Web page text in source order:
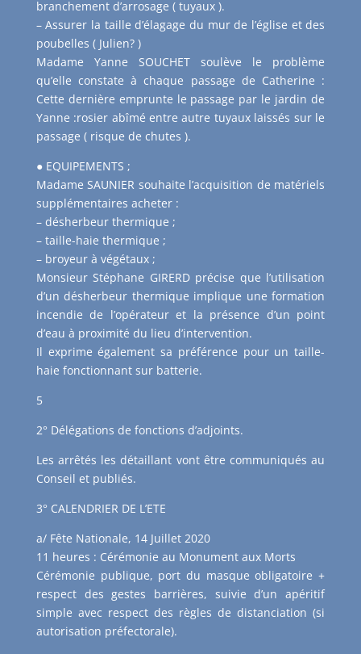
branchement d’arrosage ( tuyaux ).
– Assurer la taille d’élagage du mur de l’église et des
poubelles ( Julien? )
Madame Yanne SOUCHET soulève le problème
qu’elle constate à chaque passage de Catherine :
Cette dernière emprunte le passage par le jardin de
Yanne :rosier abîmé entre autre tuyaux laissés sur le
passage ( risque de chutes ).
● EQUIPEMENTS ;
Madame SAUNIER souhaite l’acquisition de matériels
supplémentaires acheter :
– désherbeur thermique ;
– taille-haie thermique ;
– broyeur à végétaux ;
Monsieur Stéphane GIRERD précise que l’utilisation
d’un désherbeur thermique implique une formation
incendie de l’opérateur et la présence d’un point
d’eau à proximité du lieu d’intervention.
Il exprime également sa préférence pour un taille-
haie fonctionnant sur batterie.
5
2° Délégations de fonctions d’adjoints.
Les arrêtés les détaillant vont être communiqués au
Conseil et publiés.
3° CALENDRIER DE L’ETE
a/ Fête Nationale, 14 Juillet 2020
11 heures : Cérémonie au Monument aux Morts
Cérémonie publique, port du masque obligatoire +
respect des gestes barrières, suivie d’un apéritif
simple avec respect des règles de distanciation (si
autorisation préfectorale).